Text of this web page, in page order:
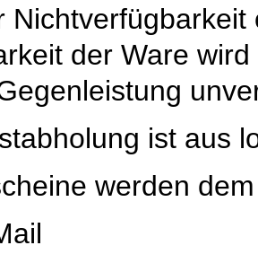
der Ware
ist aus
werden